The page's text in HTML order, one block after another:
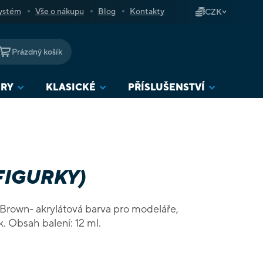
Vše o nákupu Blog Kontakty CZK
NÁKUPNÍ
KOŠÍK
Prázdný košík
KLASICKÉ PŘÍSLUŠENSTVÍ
akrylátová barva pro modeláře,
ideální na malování figurek. Obsah balení: 12 ml.